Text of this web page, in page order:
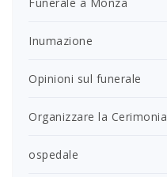
Inumazione
Opinioni sul funerale
Organizzare la Cerimonia
ospedale